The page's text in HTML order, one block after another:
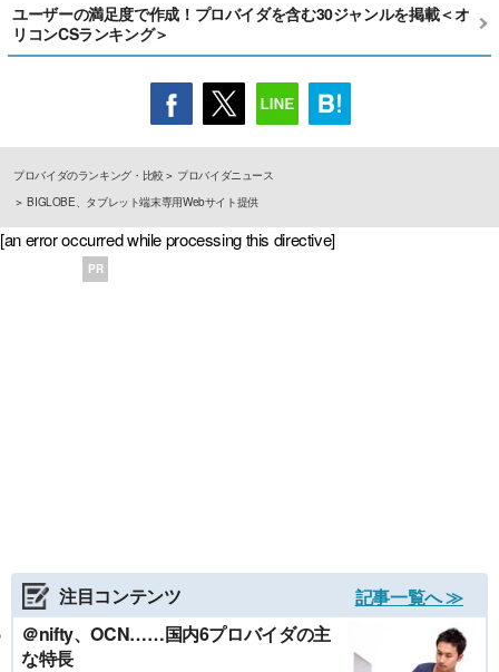
ユーザーの満足度で作成！プロバイダを含む30ジャンルを掲載＜オ
リコンCSランキング＞
プロバイダのランキング・比較
プロバイダニュース
BIGLOBE、タブレット端末専用Webサイト提供
[an error occurred while processing this directive]
PR
注目コンテンツ
記事一覧へ ≫
＠nifty、OCN……国内6プロバイダの主
な特長